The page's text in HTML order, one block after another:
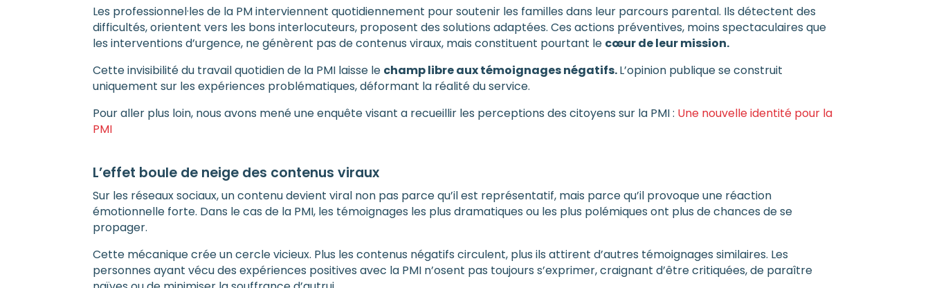
Les professionnel·les de la PM interviennent quotidiennement pour soutenir les familles dans leur parcours parental. Ils détectent des
difficultés, orientent vers les bons interlocuteurs, proposent des solutions adaptées. Ces actions préventives, moins spectaculaires que
les interventions d’urgence, ne génèrent pas de contenus viraux, mais constituent pourtant le cœur de leur mission.
Cette invisibilité du travail quotidien de la PMI laisse le champ libre aux témoignages négatifs.L’opinion publique se construit
uniquement sur les expériences problématiques, déformant la réalité du service.
Pour aller plus loin, nous avons mené une enquête visant a recueillir les perceptions des citoyens sur la PMI : Une nouvelle identité pour la
PMI
L’effet boule de neige des contenus viraux
Sur les réseaux sociaux, un contenu devient viral non pas parce qu’il est représentatif, mais parce qu’il provoque une réaction
émotionnelle forte. Dans le cas de la PMI, les témoignages les plus dramatiques ou les plus polémiques ont plus de chances de se
propager.
Cette mécanique crée un cercle vicieux. Plus les contenus négatifs circulent, plus ils attirent d’autres témoignages similaires. Les
personnes ayant vécu des expériences positives avec la PMI n’osent pas toujours s’exprimer, craignant d’être critiquées, de paraître